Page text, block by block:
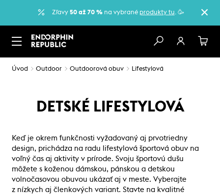
Zľavy 50 až 70 %na vybrané produkty tu. 🥳
Úvod Outdoor Outdoorová obuv Lifestylová
DETSKÉ LIFESTYLOVÁ
Keď je okrem funkčnosti vyžadovaný aj prvotriedny
design, prichádza na radu lifestylová športová obuv na
voľný čas aj aktivity v prírode. Svoju športovú dušu
môžete s koženou dámskou, pánskou a detskou
volnočasovou obuvou ukázať aj v meste. Vyberajte
z nízkych aj členkových variant. Stavte na kvalitné